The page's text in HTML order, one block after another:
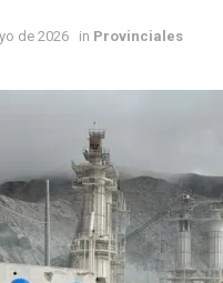
de 2026 in Provinciales